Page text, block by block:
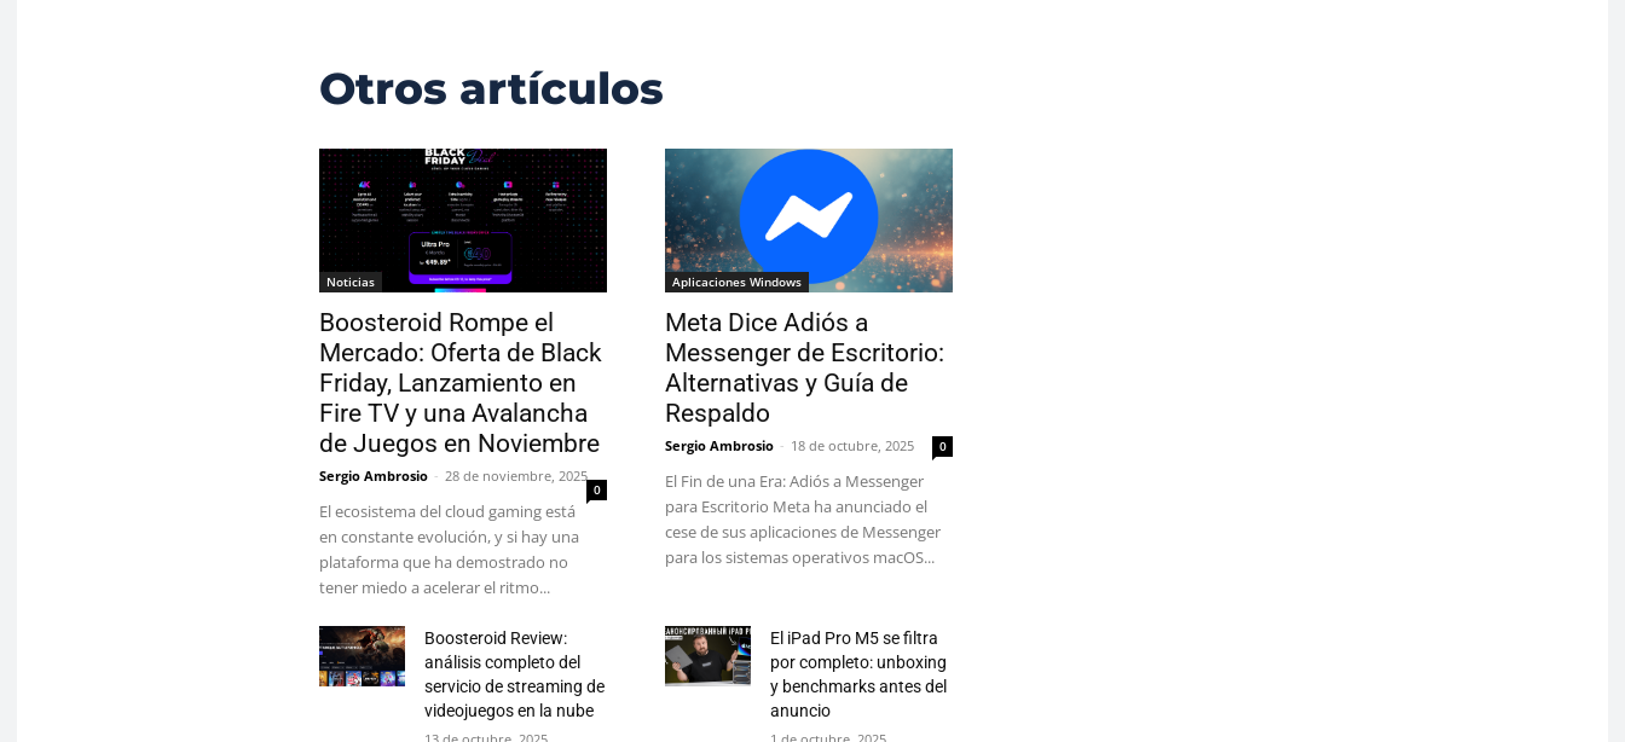
Otros artículos
Noticias
Boosteroid Rompe el
Mercado: Oferta de Black
Friday, Lanzamiento en
Fire TV y una Avalancha
de Juegos en Noviembre
Sergio Ambrosio - 28 de noviembre, 2025
0
El ecosistema del cloud gaming está
en constante evolución, y si hay una
plataforma que ha demostrado no
tener miedo a acelerar el ritmo...
Aplicaciones Windows
Meta Dice Adiós a
Messenger de Escritorio:
Alternativas y Guía de
Respaldo
Sergio Ambrosio - 18 de octubre, 2025 0
El Fin de una Era: Adiós a Messenger
para Escritorio Meta ha anunciado el
cese de sus aplicaciones de Messenger
para los sistemas operativos macOS...
Boosteroid Review:
análisis completo del
servicio de streaming de
videojuegos en la nube
El iPad Pro M5 se filtra
por completo: unboxing
y benchmarks antes del
anuncio